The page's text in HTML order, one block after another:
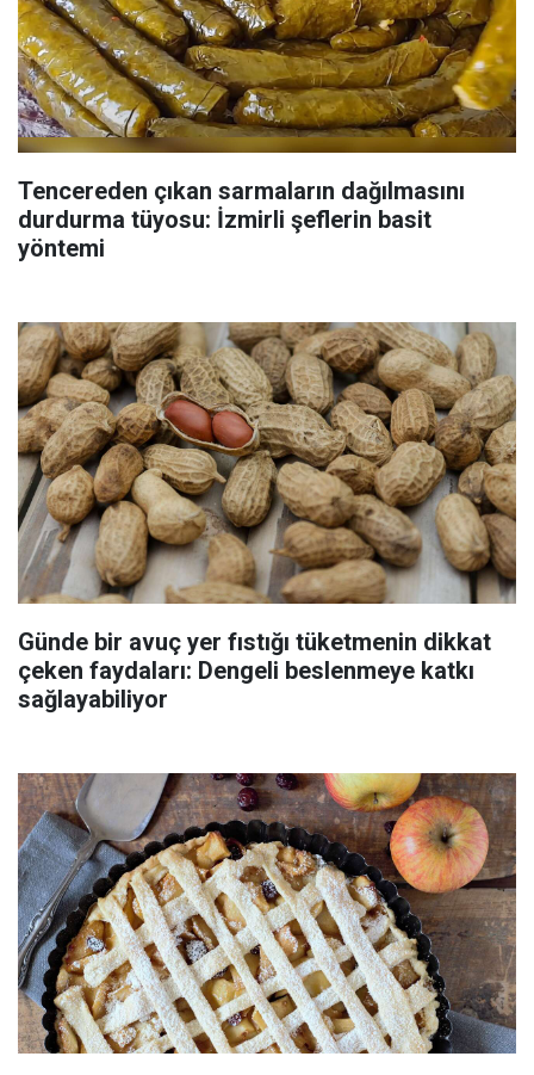
Tencereden çıkan sarmaların dağılmasını
durdurma tüyosu: İzmirli şeflerin basit
yöntemi
Günde bir avuç yer fıstığı tüketmenin dikkat
çeken faydaları: Dengeli beslenmeye katkı
sağlayabiliyor